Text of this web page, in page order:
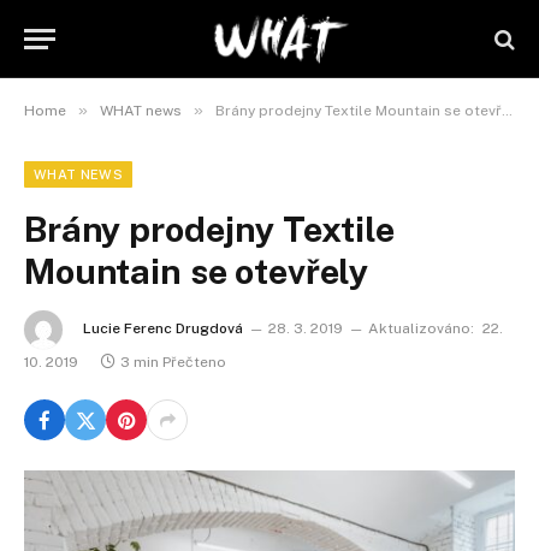
Home » WHAT news » Brány prodejny Textile Mountain se otevřely
WHAT NEWS
Brány prodejny Textile
Mountain se otevřely
Lucie Ferenc Drugdová 28. 3. 2019 Aktualizováno: 22.
10. 2019
3 min Přečteno